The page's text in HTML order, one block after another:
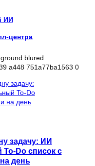
ИИ
центра
задачу: ИИ
Do список с
день